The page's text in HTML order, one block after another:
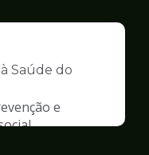
Saúde do
e